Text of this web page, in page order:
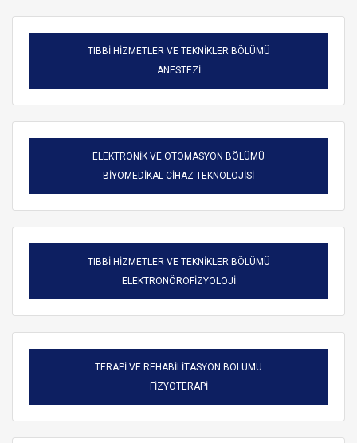
TIBBİ HİZMETLER VE TEKNİKLER BÖLÜMÜ
ANESTEZİ
ELEKTRONİK VE OTOMASYON BÖLÜMÜ
BİYOMEDİKAL CİHAZ TEKNOLOJİSİ
TIBBİ HİZMETLER VE TEKNİKLER BÖLÜMÜ
ELEKTRONÖROFİZYOLOJİ
TERAPİ VE REHABİLİTASYON BÖLÜMÜ
FİZYOTERAPİ